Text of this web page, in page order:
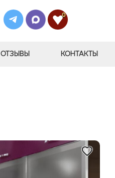
0
ОТЗЫВЫ КОНТАКТЫ